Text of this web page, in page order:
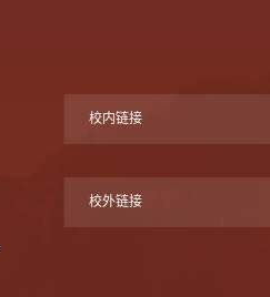
校内链接
校外链接